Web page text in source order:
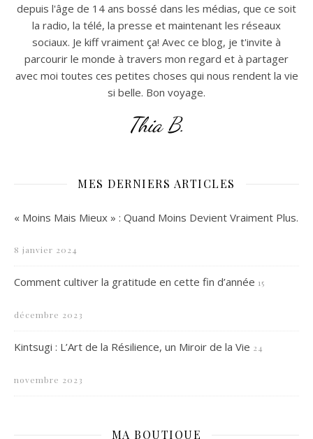
depuis l'âge de 14 ans bossé dans les médias, que ce soit
la radio, la télé, la presse et maintenant les réseaux
sociaux. Je kiff vraiment ça! Avec ce blog, je t'invite à
parcourir le monde à travers mon regard et à partager
avec moi toutes ces petites choses qui nous rendent la vie
si belle. Bon voyage.
Thia B.
MES DERNIERS ARTICLES
« Moins Mais Mieux » : Quand Moins Devient Vraiment Plus.
8 janvier 2024
Comment cultiver la gratitude en cette fin d’année 15
décembre 2023
Kintsugi : L’Art de la Résilience, un Miroir de la Vie 24
novembre 2023
MA BOUTIQUE